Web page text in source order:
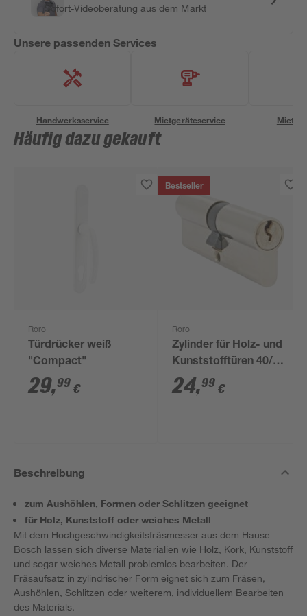
Sofort-Videoberatung aus dem Markt
Unsere passenden Services
Handwerksservice Mietgeräteservice
Häufig dazu gekauft
Roro
Türdrücker weiß
"Compact"
29,99 €
Bestseller
Roro
Zylinder für Holz- und
Kunststofftüren 40/40
mm
24,99 €
Beschreibung
zum Aushöhlen, Formen oder Schlitzen geeignet
für Holz, Kunststoff oder weiches Metall
Mit dem Hochgeschwindigkeitsfräsmesser aus dem Hause
Bosch lassen sich diverse Materialien wie Holz, Kork, Kunststoff
und sogar weiches Metall problemlos bearbeiten. Der
Fräsaufsatz in zylindrischer Form eignet sich zum Fräsen,
Aushöhlen, Schlitzen oder weiterem, individuellem Bearbeiten
des Materials.